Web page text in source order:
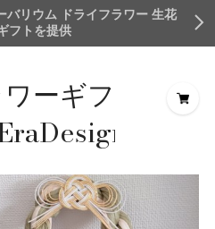
バリウム ドライフラワー 生花
フトを提供
ーギフト
＆